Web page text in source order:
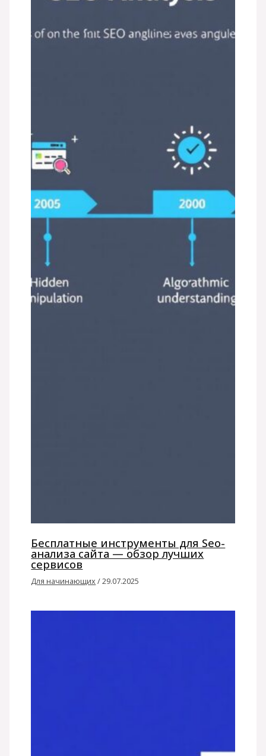
Бесплатные инструменты для Seo-
анализа сайта — обзор лучших
сервисов
Для начинающих/29.07.2025